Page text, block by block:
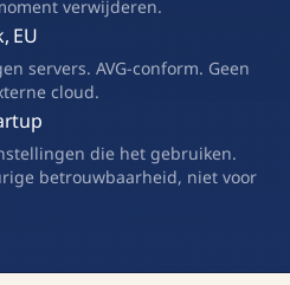
verwijderen.
EU
servers. AVG-conform. Geen
cloud.
die het gebruiken.
betrouwbaarheid, niet voor